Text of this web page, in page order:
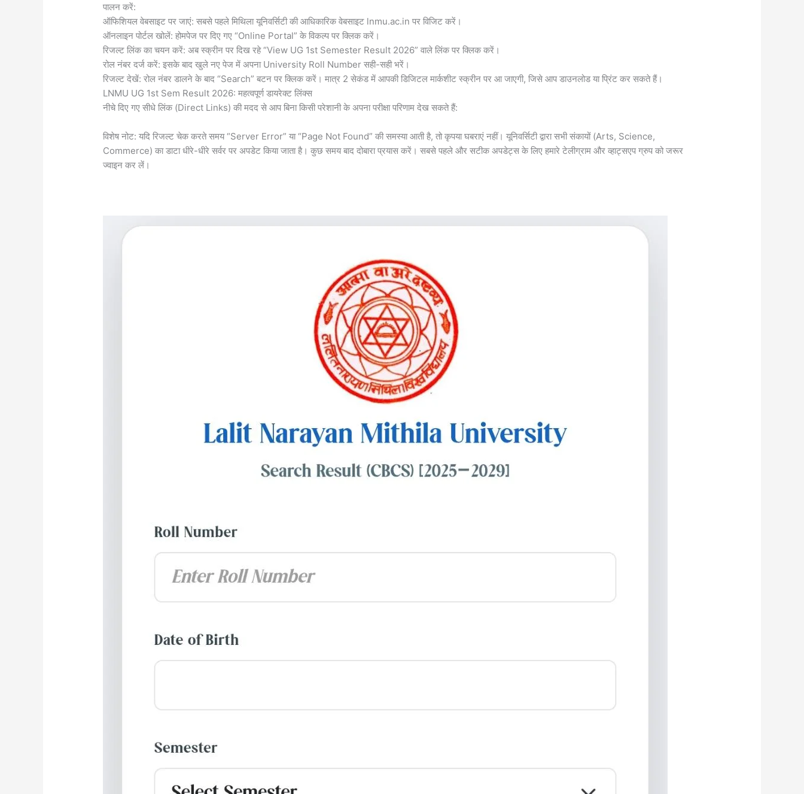
पालन करें:
​ऑफिशियल वेबसाइट पर जाएं: सबसे पहले मिथिला यूनिवर्सिटी की आधिकारिक वेबसाइट lnmu.ac.in पर विजिट करें।
​ऑनलाइन पोर्टल खोलें: होमपेज पर दिए गए “Online Portal” के विकल्प पर क्लिक करें।
​रिजल्ट लिंक का चयन करें: अब स्क्रीन पर दिख रहे “View UG 1st Semester Result 2026” वाले लिंक पर क्लिक करें।
​रोल नंबर दर्ज करें: इसके बाद खुले नए पेज में अपना University Roll Number सही-सही भरें।
​रिजल्ट देखें: रोल नंबर डालने के बाद “Search” बटन पर क्लिक करें। मात्र 2 सेकंड में आपकी डिजिटल मार्कशीट स्क्रीन पर आ जाएगी, जिसे आप डाउनलोड या प्रिंट कर सकते हैं।
​LNMU UG 1st Sem Result 2026: महत्वपूर्ण डायरेक्ट लिंक्स
​नीचे दिए गए सीधे लिंक (Direct Links) की मदद से आप बिना किसी परेशानी के अपना परीक्षा परिणाम देख सकते हैं:
​विशेष नोट: यदि रिजल्ट चेक करते समय “Server Error” या “Page Not Found” की समस्या आती है, तो कृपया घबराएं नहीं। यूनिवर्सिटी द्वारा सभी संकायों (Arts, Science,
Commerce) का डाटा धीरे-धीरे सर्वर पर अपडेट किया जाता है। कुछ समय बाद दोबारा प्रयास करें। सबसे पहले और सटीक अपडेट्स के लिए हमारे टेलीग्राम और व्हाट्सएप ग्रुप को जरूर
ज्वाइन कर लें।